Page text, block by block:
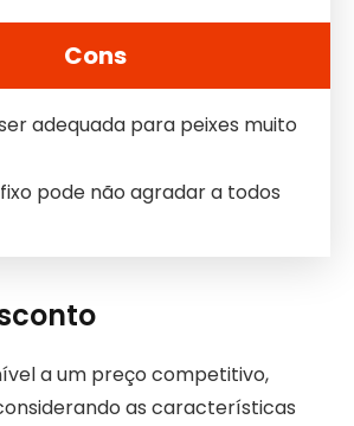
Cons
adequada para peixes muito
pode não agradar a todos
a um preço competitivo,
as características